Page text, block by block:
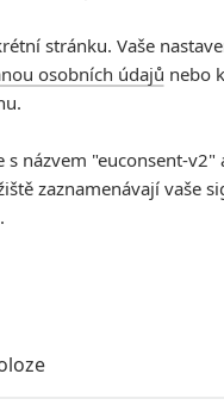
4, Doctor
se
režírujeLiam
najdete
stránku. Vaše
osobních údajů nebo
názvem "euconsent-v2"
zaznamenávají vaše